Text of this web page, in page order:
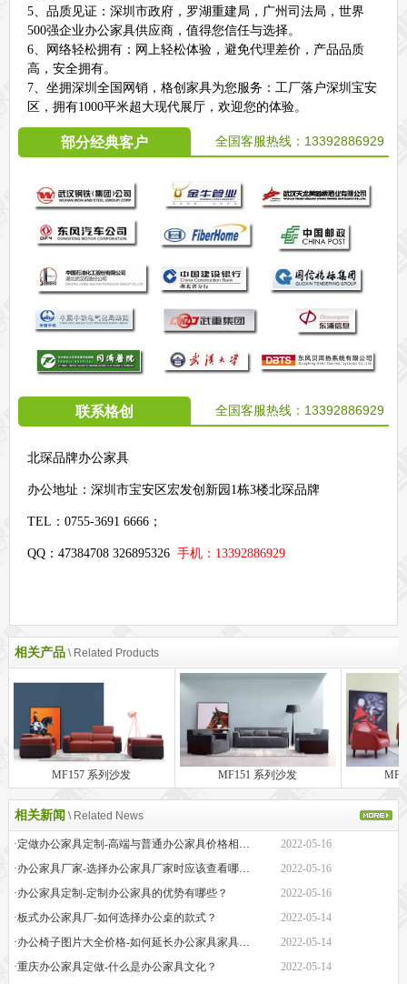
5、品质见证：深圳市政府，罗湖重建局，广州司法局，世界
500强企业办公家具供应商，值得您信任与选择。
6、网络轻松拥有：网上轻松体验，避免代理差价，产品品质
高，安全拥有。
7、坐拥深圳全国网销，格创家具为您服务：工厂落户深圳宝安
区，拥有1000平米超大现代展厅，欢迎您的体验。
部分经典客户 全国客服热线： 13392886929
联系格创 全国客服热线： 13392886929
北琛品牌办公家具
办公地址： 深圳市宝安区宏发创新园1栋3楼北琛品牌
TEL：0755-3691 6666；
QQ：47384708 326895326 手机：13392886929
相关产品 \ Related Products
MF157 系列沙发 MF151 系列沙发
相关新闻 \ Related News
2022-05-16
·办公家具厂家-选择办公家具厂家时应该查看哪些方面？
2022-05-16
·办公家具定制-定制办公家具的优势有哪些？
2022-05-16
·板式办公家具厂-如何选择办公桌的款式？
2022-05-14
·办公椅子图片大全价格-如何延长办公家具家具的保质期？
2022-05-14
·重庆办公家具定做-什么是办公家具文化？
2022-05-14